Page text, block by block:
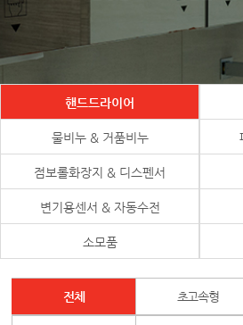
핸드드라이어
물비누 & 거품비누
점보롤화장지 & 디스펜서
변기용센서 & 자동수전
소모품
전체 초고속형